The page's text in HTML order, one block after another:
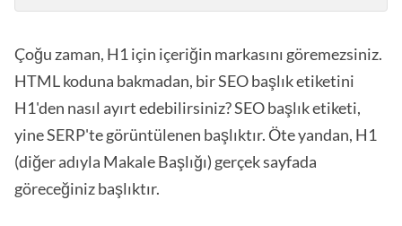
Çoğu zaman, H1 için içeriğin markasını göremezsiniz.
HTML koduna bakmadan, bir SEO başlık etiketini
H1'den nasıl ayırt edebilirsiniz? SEO başlık etiketi,
yine SERP'te görüntülenen başlıktır. Öte yandan, H1
(diğer adıyla Makale Başlığı) gerçek sayfada
göreceğiniz başlıktır.